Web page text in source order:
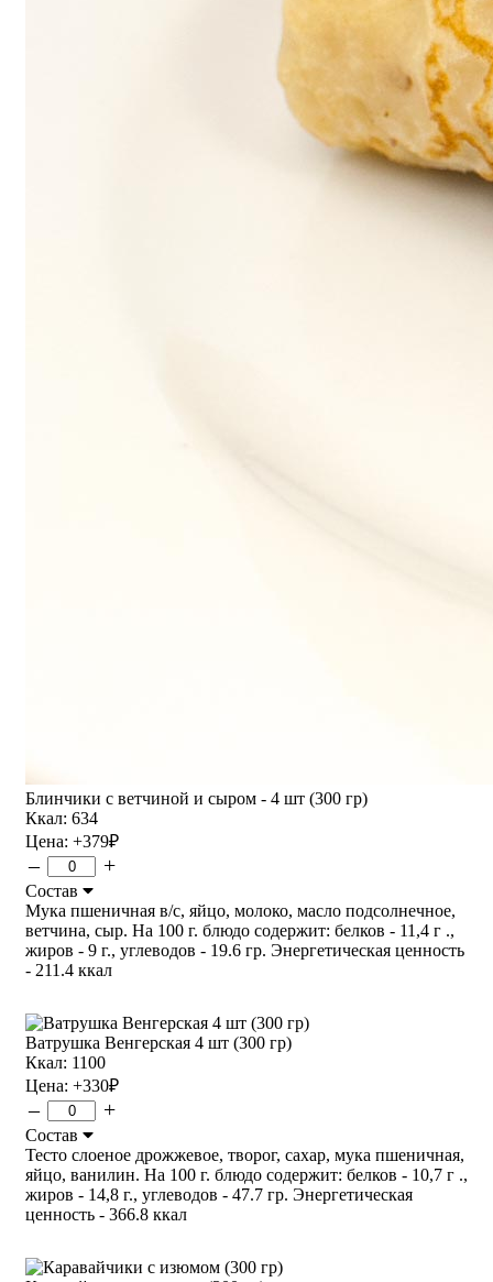
Блинчики с ветчиной и сыром - 4 шт (300 гр)
Ккал: 634
Цена: +379₽
– +
Состав
Мука пшеничная в/с, яйцо, молоко, масло подсолнечное,
ветчина, сыр. На 100 г. блюдо содержит: белков - 11,4 г .,
жиров - 9 г., углеводов - 19.6 гр. Энергетическая ценность
- 211.4 ккал
Ватрушка Венгерская 4 шт (300 гр)
Ккал: 1100
Цена: +330₽
– +
Состав
Тесто слоеное дрожжевое, творог, сахар, мука пшеничная,
яйцо, ванилин. На 100 г. блюдо содержит: белков - 10,7 г .,
жиров - 14,8 г., углеводов - 47.7 гр. Энергетическая
ценность - 366.8 ккал